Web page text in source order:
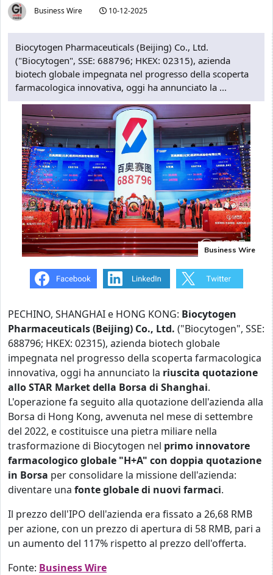
Business Wire 10-12-2025
Biocytogen Pharmaceuticals (Beijing) Co., Ltd.
("Biocytogen", SSE: 688796; HKEX: 02315), azienda
biotech globale impegnata nel progresso della scoperta
farmacologica innovativa, oggi ha annunciato la ...
Business Wire
PECHINO, SHANGHAI e HONG KONG: Biocytogen
Pharmaceuticals (Beijing) Co., Ltd. ("Biocytogen", SSE:
688796; HKEX: 02315), azienda biotech globale
impegnata nel progresso della scoperta farmacologica
innovativa, oggi ha annunciato la riuscita quotazione
allo STAR Market della Borsa di Shanghai.
L'operazione fa seguito alla quotazione dell'azienda alla
Borsa di Hong Kong, avvenuta nel mese di settembre
del 2022, e costituisce una pietra miliare nella
trasformazione di Biocytogen nel primo innovatore
farmacologico globale "H+A" con doppia quotazione
in Borsa per consolidare la missione dell'azienda:
diventare una fonte globale di nuovi farmaci.
Il prezzo dell'IPO dell'azienda era fissato a 26,68 RMB
per azione, con un prezzo di apertura di 58 RMB, pari a
un aumento del 117% rispetto al prezzo dell'offerta.
Fonte: Business Wire